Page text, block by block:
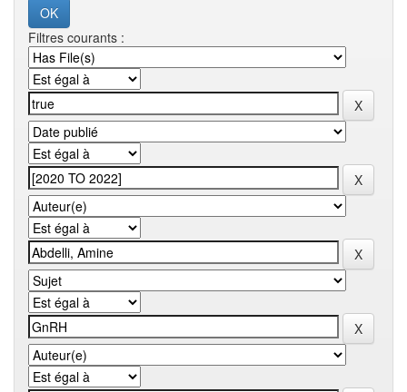
Filtres courants :